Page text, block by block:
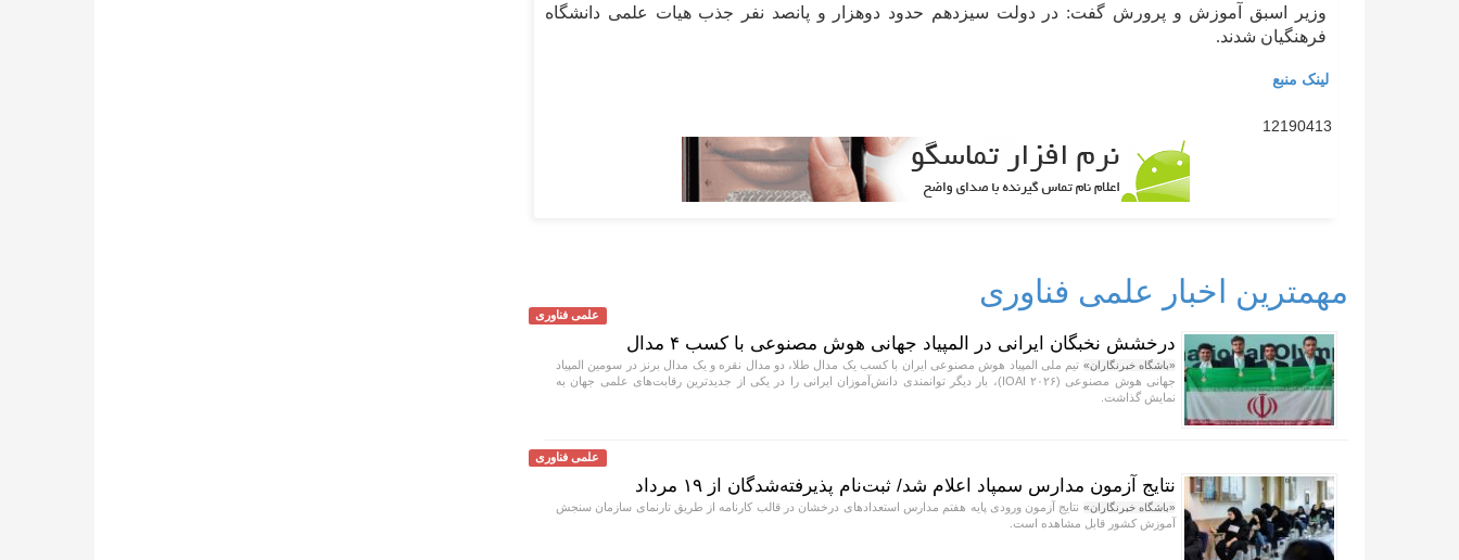
وزیر اسبق آموزش و پرورش گفت: در دولت سیزدهم حدود دوهزار و پانصد نفر جذب هیات علمی دانشگاه
فرهنگیان شدند.
لینک منبع
12190413
مهمترین اخبار علمی فناوری
علمی فناوری
درخشش نخبگان ایرانی در المپیاد جهانی هوش مصنوعی با کسب ۴ مدال
«باشگاه خبرنگاران» تیم ملی المپیاد هوش مصنوعی ایران با کسب یک مدال طلا، دو مدال نقره و یک مدال برنز در سومین المپیاد
جهانی هوش مصنوعی (IOAI ۲۰۲۶)، بار دیگر توانمندی دانش‌آموزان ایرانی را در یکی از جدیدترین رقابت‌های علمی جهان به
نمایش گذاشت.
علمی فناوری
نتایج آزمون مدارس سمپاد اعلام شد/ ثبت‌نام پذیرفته‌شدگان از ۱۹ مرداد
«باشگاه خبرنگاران» نتایج آزمون ورودی پایه هفتم مدارس استعداد‌های درخشان در قالب کارنامه از طریق تارنمای سازمان سنجش
آموزش کشور قابل مشاهده است.